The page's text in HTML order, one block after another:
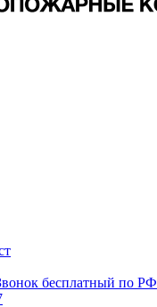
бесплатный по РФ